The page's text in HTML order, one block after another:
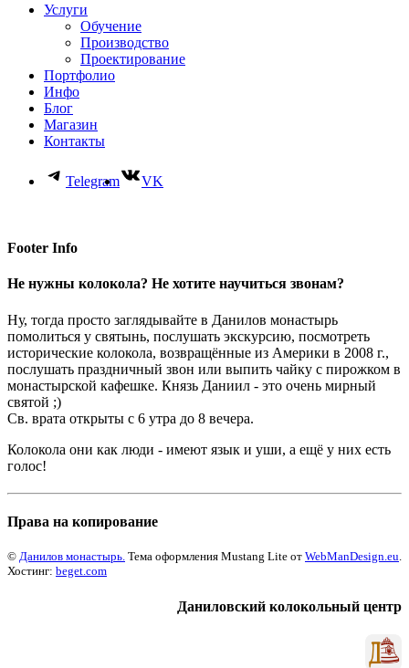
Услуги
Обучение
Производство
Проектирование
Портфолио
Инфо
Блог
Магазин
Контакты
Telegram VK
Footer Info
Не нужны колокола? Не хотите научиться звонам?
Ну, тогда просто заглядывайте в Данилов монастырь
помолиться у святынь, послушать экскурсию, посмотреть
исторические колокола, возвращённые из Америки в 2008 г.,
послушать праздничный звон или выпить чайку с пирожком в
монастырской кафешке. Князь Даниил - это очень мирный
святой ;)
Св. врата открыты с 6 утра до 8 вечера.
Колокола они как люди - имеют язык и уши, а ещё у них есть
голос!
Права на копирование
© Данилов монастырь. Тема оформления Mustang Lite от WebManDesign.eu.
Хостинг: beget.com
Даниловский колокольный центр